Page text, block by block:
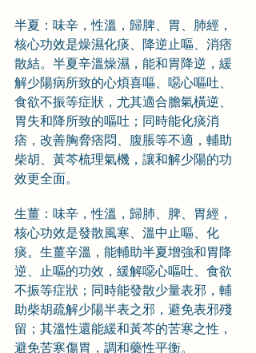
半夏：味辛，性溫，歸脾、胃、肺經，
核心功效是燥濕化痰、降逆止嘔、消痞
散結。半夏辛溫燥濕，能和胃降逆，緩
解少陽病所致的心煩喜嘔、噁心嘔吐、
食欲不振等症狀，尤其適合膽氣橫逆、
胃失和降所致的嘔吐；同時能化痰消
痞，改善胸脅痞悶、腹脹等不適，輔助
柴胡、黃芩梳理氣機，讓和解少陽的功
效更全面。
生薑：味辛，性溫，歸肺、脾、胃經，
核心功效是發散風寒、溫中止嘔、化
痰。生薑辛溫，能輔助半夏增強和胃降
逆、止嘔的功效，緩解噁心嘔吐、食欲
不振等症狀；同時能發散少量表邪，輔
助柴胡疏解少陽半表之邪，避免表邪殘
留；其溫性還能緩和黃芩的苦寒之性，
避免苦寒傷胃，調和藥性平衡。